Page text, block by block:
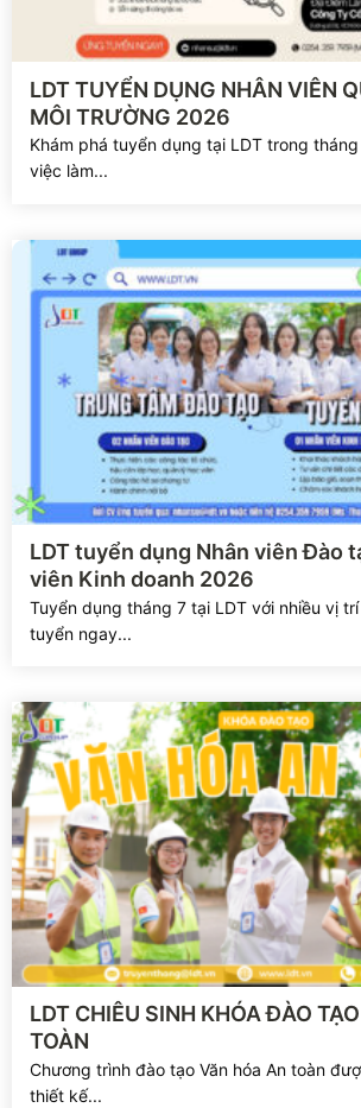
Xem chi tiết
LDT TUYỂN DỤNG NHÂN VIÊN
MÔI TRƯỜNG 2026
Khám phá tuyển dụng tại LDT trong
việc làm...
Xem chi tiết
LDT tuyển dụng Nhân viên Đào
viên Kinh doanh 2026
Tuyển dụng tháng 7 tại LDT với nhiều vị
tuyển ngay...
Xem chi tiết
LDT CHIÊU SINH KHÓA ĐÀO
TOÀN
Chương trình đào tạo Văn hóa An toàn
thiết kế...